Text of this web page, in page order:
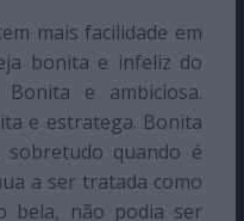
mais facilidade em
bonita e infeliz do
e ambiciosa.
e estratega. Bonita
quando é
a ser tratada como
bela, não podia ser